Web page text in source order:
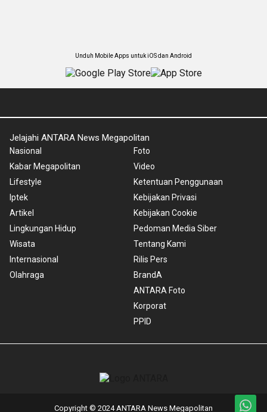
Unduh Mobile Apps untuk iOS dan Android
Jelajahi ANTARA News Megapolitan
Nasional
Kabar Megapolitan
Lifestyle
Iptek
Artikel
Lingkungan Hidup
Wisata
Internasional
Olahraga
Foto
Video
Ketentuan Penggunaan
Kebijakan Privasi
Kebijakan Cookie
Pedoman Media Siber
Tentang Kami
Rilis Pers
BrandA
ANTARA Foto
Korporat
PPID
Copyright © 2024 ANTARA News Megapolitan